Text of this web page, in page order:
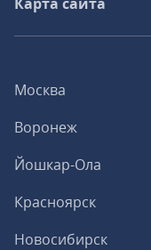
Москва
Воронеж
Йошкар-Ола
Красноярск
Новосибирск